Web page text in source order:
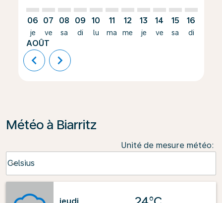
06
je
AOÛT
07
ve
08
sa
09
di
10
lu
11
ma
12
me
13
je
14
ve
15
sa
16
di
chevron_left chevron_right
Météo à Biarritz
Unité de mesure météo:
Celsius
keyboard_arrow_down
jeudi